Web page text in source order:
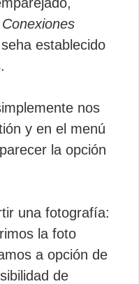
Conexiones
establecido
nos
y en el menú
la opción
una fotografía:
la foto
a opción de
de